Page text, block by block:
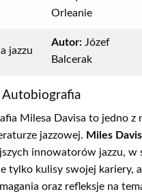
Orleanie
jazzu
Autor: Józef
Balcerak
Autobiografia
Milesa Davisa to jedno z
jazzowej. Miles Davis
innowatorów jazzu, w
tylko kulisy swojej kariery,
oraz refleksje na